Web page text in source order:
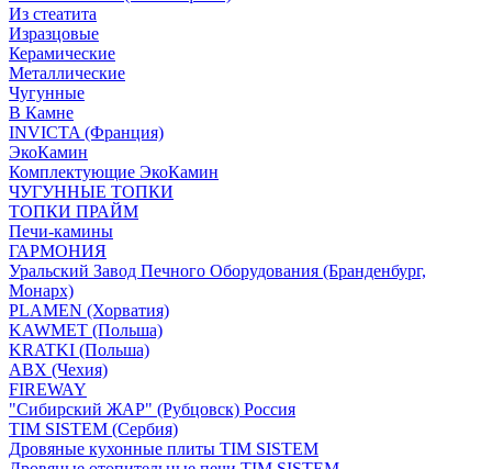
Из стеатита
Изразцовые
Керамические
Металлические
Чугунные
В Камне
INVICTA (Франция)
ЭкоКамин
Комплектующие ЭкоКамин
ЧУГУННЫЕ ТОПКИ
ТОПКИ ПРАЙМ
Печи-камины
ГАРМОНИЯ
Уральский Завод Печного Оборудования (Бранденбург,
Монарх)
PLAMEN (Хорватия)
KAWMET (Польша)
KRATKI (Польша)
ABX (Чехия)
FIREWAY
"Сибирский ЖАР" (Рубцовск) Россия
TIM SISTEM (Сербия)
Дровяные кухонные плиты TIM SISTEM